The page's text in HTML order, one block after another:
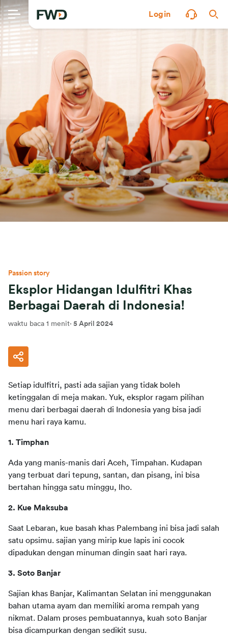
Login
Passion story
Eksplor Hidangan Idulfitri Khas
Berbagai Daerah di Indonesia!
waktu baca 1 menit· 5 April 2024
Setiap idulfitri, pasti ada sajian yang tidak boleh
ketinggalan di meja makan. Yuk, eksplor ragam pilihan
menu dari berbagai daerah di Indonesia yang bisa jadi
menu hari raya kamu.
1. Timphan
Ada yang manis-manis dari Aceh, Timpahan. Kudapan
yang terbuat dari tepung, santan, dan pisang, ini bisa
bertahan hingga satu minggu, lho.
2. Kue Maksuba
Saat Lebaran, kue basah khas Palembang ini bisa jadi salah
satu opsimu. sajian yang mirip kue lapis ini cocok
dipadukan dengan minuman dingin saat hari raya.
3. Soto Banjar
Sajian khas Banjar, Kalimantan Selatan ini menggunakan
bahan utama ayam dan memiliki aroma rempah yang
nikmat. Dalam proses pembuatannya, kuah soto Banjar
bisa dicampurkan dengan sedikit susu.